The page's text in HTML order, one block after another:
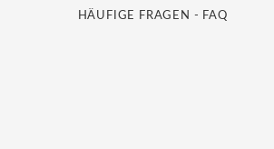
HÄUFIGE FRAGEN - FAQ